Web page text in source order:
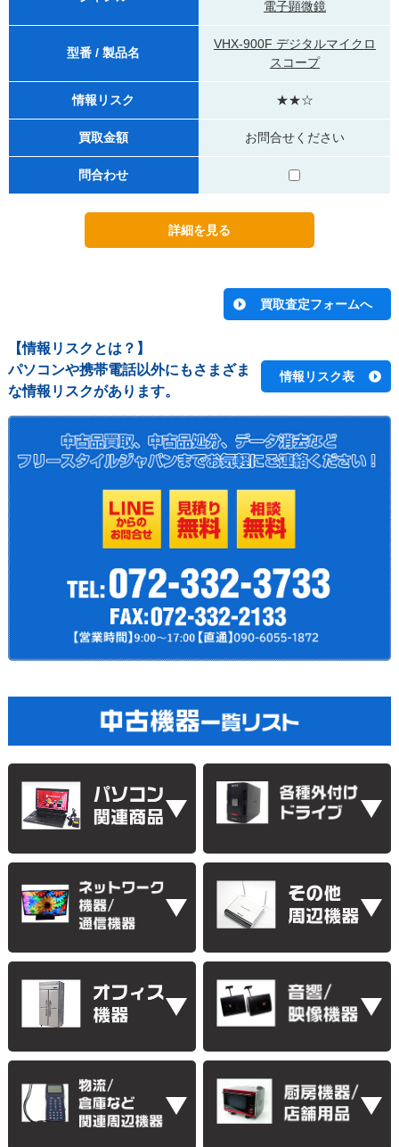
電子顕微鏡
型番 / 製品名
VHX-900F デジタルマイクロ
スコープ
情報リスク ★★☆
買取金額 お問合せください
問合わせ
【情報リスクとは？】
パソコンや携帯電話以外にもさまざま
な情報リスクがあります。
情報リスク表